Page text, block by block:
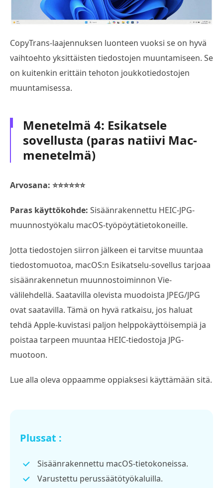
CopyTrans-laajennuksen luonteen vuoksi se on hyvä
vaihtoehto yksittäisten tiedostojen muuntamiseen. Se
on kuitenkin erittäin tehoton joukkotiedostojen
muuntamisessa.
Menetelmä 4: Esikatsele
sovellusta (paras natiivi Mac-
menetelmä)
Arvosana: ⭐⭐⭐⭐⭐⭐
Paras käyttökohde: Sisäänrakennettu HEIC-JPG-
muunnostyökalu macOS-työpöytätietokoneille.
Jotta tiedostojen siirron jälkeen ei tarvitse muuntaa
tiedostomuotoa, macOS:n Esikatselu-sovellus tarjoaa
sisäänrakennetun muunnostoiminnon Vie-
välilehdellä. Saatavilla olevista muodoista JPEG/JPG
ovat saatavilla. Tämä on hyvä ratkaisu, jos haluat
tehdä Apple-kuvistasi paljon helppokäyttöisempiä ja
poistaa tarpeen muuntaa HEIC-tiedostoja JPG-
muotoon.
Lue alla oleva oppaamme oppiaksesi käyttämään sitä.
Plussat :
Sisäänrakennettu macOS-tietokoneissa.
Varustettu perussäätötyökaluilla.